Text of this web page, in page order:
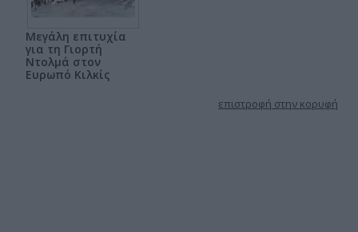
Μεγάλη επιτυχία
για τη Γιορτή
Ντολμά στον
Ευρωπό Κιλκίς
επιστροφή στην κορυφή